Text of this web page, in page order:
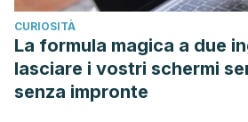
Zellers, C. (2020). Jardinería para la
Estación Experimental Agrícola de
University. https://
garden/gardening-for-physical-
CURIOSITÀ
La formula magica a due
lasciare i vostri schermi
senza impronte